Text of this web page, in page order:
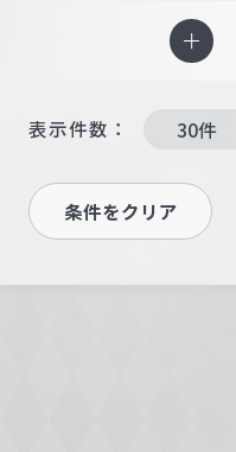
表示件数：
条件をクリア